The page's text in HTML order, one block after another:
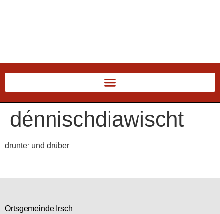
dénnischdiawischt
drunter und drüber
Ortsgemeinde Irsch